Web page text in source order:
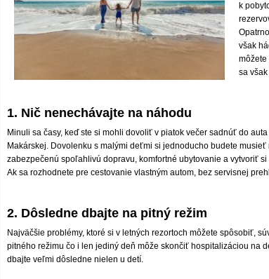
k
však
môžete
sa
1. Nič nenechávajte na náhodu
Minuli sa časy, keď ste si mohli dovoliť v piatok večer sadnúť do
Makárskej. Dovolenku s malými deťmi si jednoducho budete
zabezpečenú spoľahlivú dopravu, komfortné ubytovanie a vytvoriť
Ak sa rozhodnete pre cestovanie vlastným autom, bez servisnej
2. Dôsledne dbajte na pitný režim
Najväčšie problémy, ktoré si v letných rezortoch môžete spôsobiť,
pitného režimu čo i len jediný deň môže skončiť hospitalizáciou na
dbajte veľmi dôsledne nielen u detí.